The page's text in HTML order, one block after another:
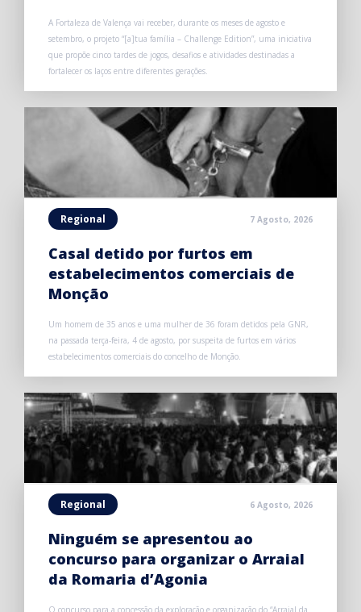
A Fortaleza de Valença vai receber, durante os meses de agosto e
setembro, o projeto “[a]tua família – Challenge Edition”, uma iniciativa
que propõe cinco tardes de jogos, desafios e atividades destinadas a
fortalecer os laços entre diferentes gerações.
Regional 7 Agosto, 2026
Casal detido por furtos em
estabelecimentos comerciais de
Monção
Um homem de 35 anos e uma mulher de 36 foram detidos pela GNR,
na passada terça-feira, 4 de agosto, por suspeita de furtos em vários
estabelecimentos comerciais do concelho de Monção.
Regional 6 Agosto, 2026
Ninguém se apresentou ao
concurso para organizar o Arraial
da Romaria d’Agonia